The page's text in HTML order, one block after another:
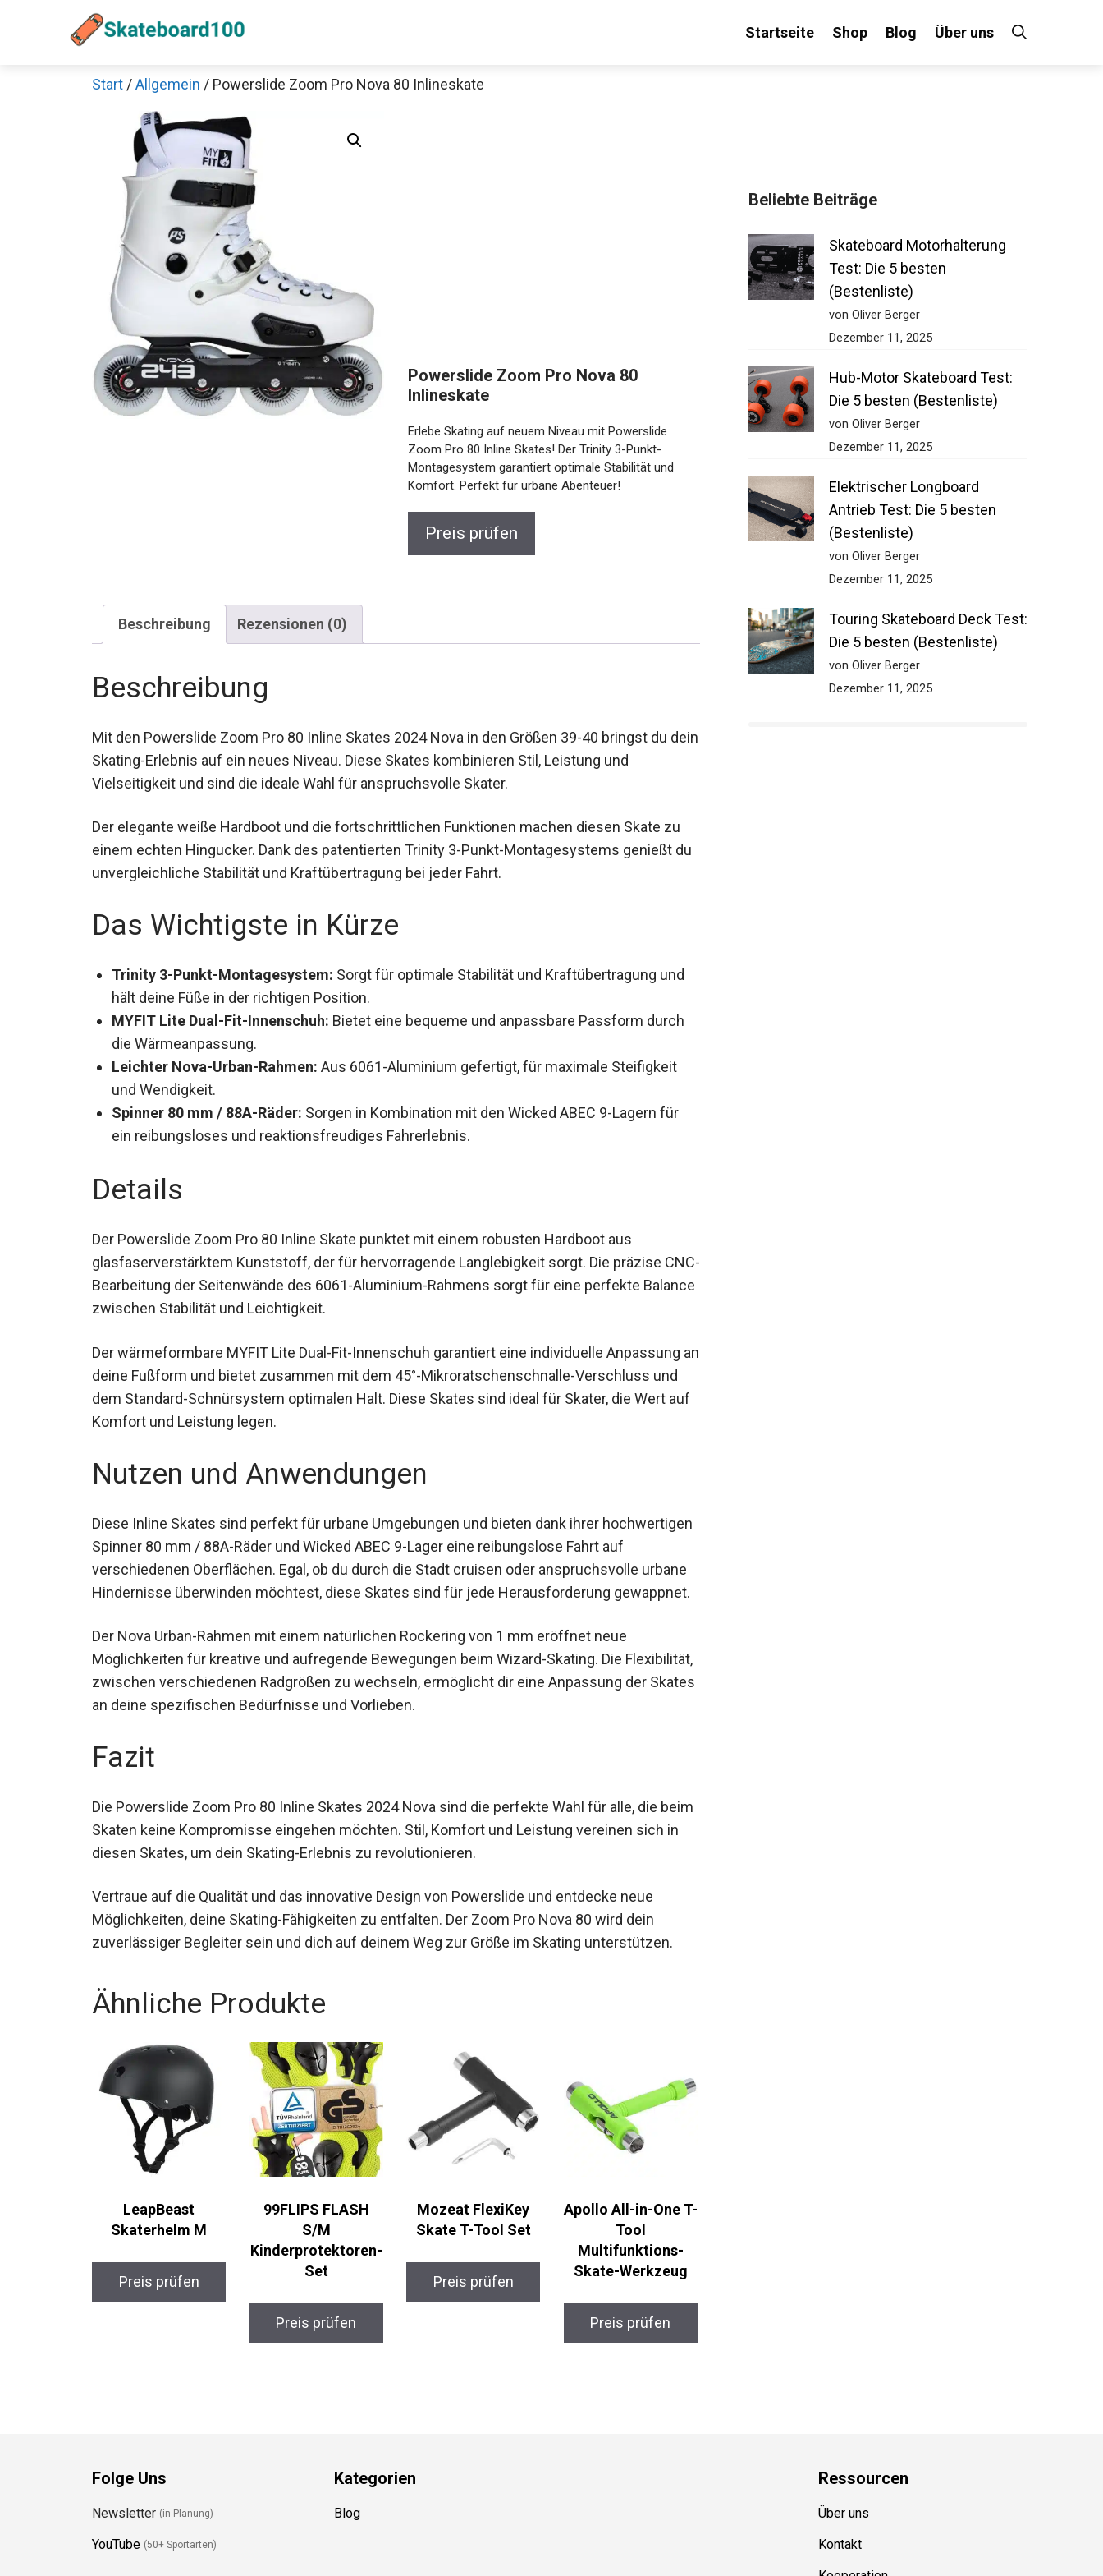
Startseite Shop Blog Über uns
Start /Allgemein / Powerslide Zoom Pro Nova 80 Inlineskate
Powerslide Zoom Pro Nova 80
Inlineskate
Erlebe Skating auf neuem Niveau mit Powerslide
Zoom Pro 80 Inline Skates! Der Trinity 3-Punkt-
Montagesystem garantiert optimale Stabilität und
Komfort. Perfekt für urbane Abenteuer!
Preis prüfen
Beschreibung Rezensionen (0)
Beschreibung
Mit den Powerslide Zoom Pro 80 Inline Skates 2024 Nova in den Größen 39-40 bringst du
dein Skating-Erlebnis auf ein neues Niveau. Diese Skates kombinieren Stil, Leistung und
Vielseitigkeit und sind die ideale Wahl für anspruchsvolle Skater.
Der elegante weiße Hardboot und die fortschrittlichen Funktionen machen diesen Skate zu
einem echten Hingucker. Dank des patentierten Trinity 3-Punkt-Montagesystems genießt
du unvergleichliche Stabilität und Kraftübertragung bei jeder Fahrt.
Das Wichtigste in Kürze
Trinity 3-Punkt-Montagesystem: Sorgt für optimale Stabilität und Kraftübertragung und
hält deine Füße in der richtigen Position.
MYFIT Lite Dual-Fit-Innenschuh: Bietet eine bequeme und anpassbare Passform durch
die Wärmeanpassung.
Leichter Nova-Urban-Rahmen: Aus 6061-Aluminium gefertigt, für maximale Steifigkeit
und Wendigkeit.
Spinner 80 mm / 88A-Räder: Sorgen in Kombination mit den Wicked ABEC 9-Lagern für
ein reibungsloses und reaktionsfreudiges Fahrerlebnis.
Details
Der Powerslide Zoom Pro 80 Inline Skate punktet mit einem robusten Hardboot aus
glasfaserverstärktem Kunststoff, der für hervorragende Langlebigkeit sorgt. Die präzise
CNC-Bearbeitung der Seitenwände des 6061-Aluminium-Rahmens sorgt für eine perfekte
Balance zwischen Stabilität und Leichtigkeit.
Der wärmeformbare MYFIT Lite Dual-Fit-Innenschuh garantiert eine individuelle Anpassung
an deine Fußform und bietet zusammen mit dem 45°-Mikroratschenschnalle-Verschluss
und dem Standard-Schnürsystem optimalen Halt. Diese Skates sind ideal für Skater, die
Wert auf Komfort und Leistung legen.
Nutzen und Anwendungen
Diese Inline Skates sind perfekt für urbane Umgebungen und bieten dank ihrer
hochwertigen Spinner 80 mm / 88A-Räder und Wicked ABEC 9-Lager eine reibungslose
Fahrt auf verschiedenen Oberflächen. Egal, ob du durch die Stadt cruisen oder
anspruchsvolle urbane Hindernisse überwinden möchtest, diese Skates sind für jede
Der Nova Urban-Rahmen mit einem natürlichen Rockering von 1 mm eröffnet neue
Möglichkeiten für kreative und aufregende Bewegungen beim Wizard-Skating. Die
Flexibilität, zwischen verschiedenen Radgrößen zu wechseln, ermöglicht dir eine
Die Powerslide Zoom Pro 80 Inline Skates 2024 Nova sind die perfekte Wahl für alle, die
beim Skaten keine Kompromisse eingehen möchten. Stil, Komfort und Leistung vereinen
Vertraue auf die Qualität und das innovative Design von Powerslide und entdecke neue
Möglichkeiten, deine Skating-Fähigkeiten zu entfalten. Der Zoom Pro Nova 80 wird dein
LeapBeast
Preis prüfen
99FLIPS FLASH
S/M
Kinderprotektoren-
Preis prüfen
Mozeat FlexiKey
Preis prüfen
Apollo All-in-One
T-Tool
Multifunktions-
Preis prüfen
Beliebte Beiträge
Skateboard Motorhalterung
Test: Die 5 besten
(Bestenliste)
von Oliver Berger
Dezember 11, 2025
Hub-Motor Skateboard Test:
Die 5 besten (Bestenliste)
von Oliver Berger
Dezember 11, 2025
Elektrischer Longboard
Antrieb Test: Die 5 besten
(Bestenliste)
von Oliver Berger
Dezember 11, 2025
Touring Skateboard Deck
Test: Die 5 besten
(Bestenliste)
von Oliver Berger